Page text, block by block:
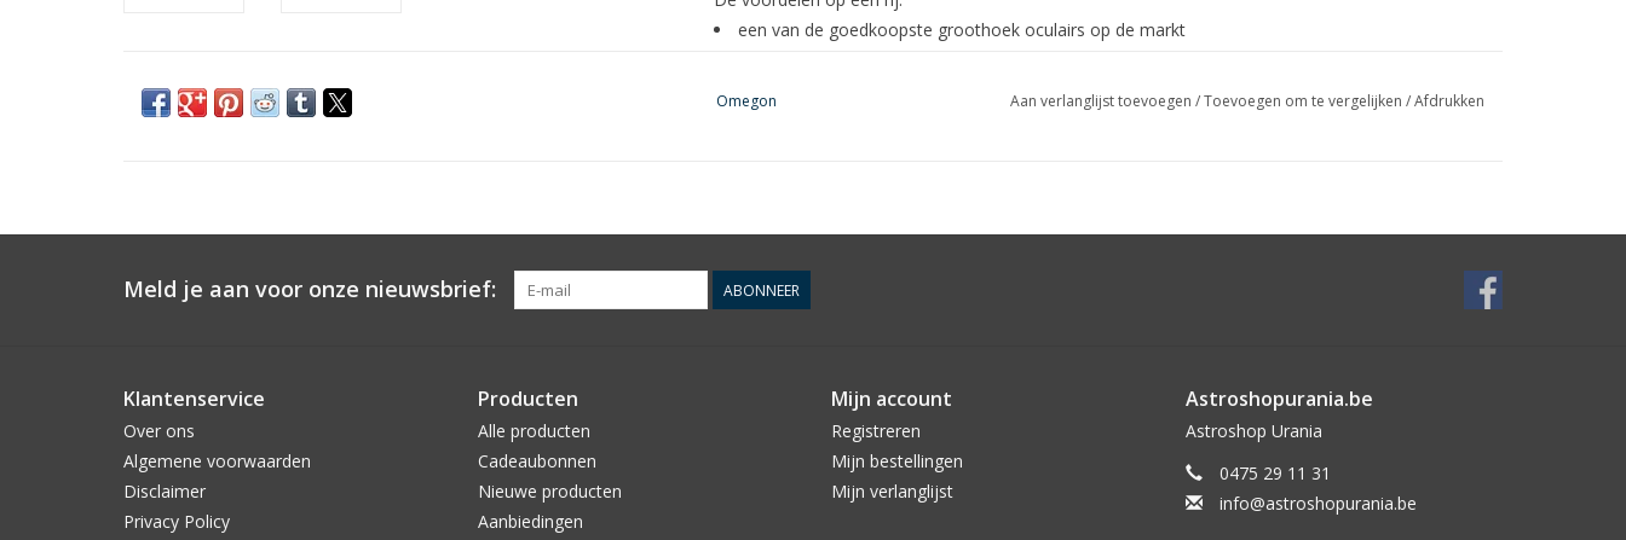
een van de goedkoopste groothoek oculairs op de markt
comfortabele waarneming dankzij de grote ooglens
Omegon Aan verlanglijst toevoegen /Toevoegen om te vergelijken /Afdrukken
Meld je aan voor onze nieuwsbrief: ABONNEER
Klantenservice
Over ons
Algemene voorwaarden
Disclaimer
Privacy Policy
Producten
Alle producten
Cadeaubonnen
Nieuwe producten
Aanbiedingen
Mijn account
Registreren
Mijn bestellingen
Mijn verlanglijst
Astroshopurania.be
Astroshop Urania
0475 29 11 31
info@astroshopurania.be